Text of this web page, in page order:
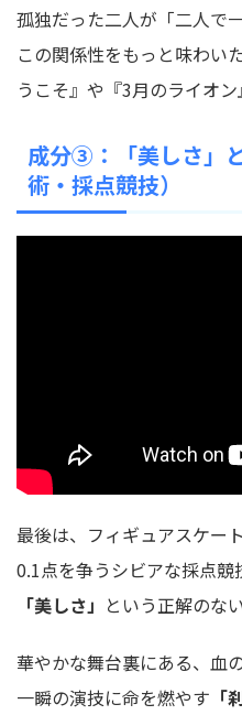
孤独だった二人が「二人で
この関係性をもっと味わい
うこそ』や『3月のライオン
成分③：「美しさ」
術・採点競技）
最後は、フィギュアスケー
0.1点を争うシビアな採点
「美しさ」 という正解のな
華やかな舞台裏にある、血
一瞬の演技に命を燃やす 「